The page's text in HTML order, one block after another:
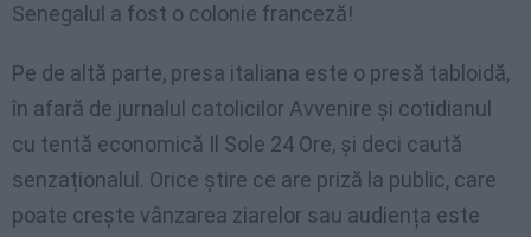
Senegalul a fost o colonie franceză!
Pe de altă parte, presa italiana este o presă tabloidă,
în afară de jurnalul catolicilor Avvenire și cotidianul
cu tentă economică Il Sole 24 Ore, și deci caută
senzaționalul. Orice știre ce are priză la public, care
poate crește vânzarea ziarelor sau audiența este